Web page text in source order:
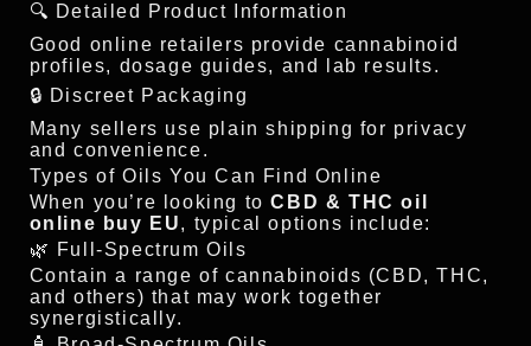
🔍 Detailed Product Information
Good online retailers provide cannabinoid
profiles, dosage guides, and lab results.
🔒 Discreet Packaging
Many sellers use plain shipping for privacy
and convenience.
Types of Oils You Can Find Online
When you’re looking toCBD & THC oil
online buy EU, typical options include:
🌿 Full-Spectrum Oils
Contain a range of cannabinoids (CBD, THC,
and others) that may work together
synergistically.